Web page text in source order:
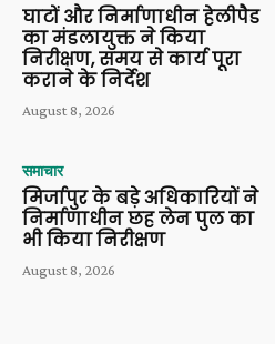
घाटों और निर्माणाधीन हेलीपैड
का मंडलायुक्त ने किया
निरीक्षण, समय से कार्य पूरा
कराने के निर्देश
August 8, 2026
समाचार
मिर्जापुर के बड़े अधिकारियों ने
निर्माणाधीन छह लेन पुल का
भी किया निरीक्षण
August 8, 2026